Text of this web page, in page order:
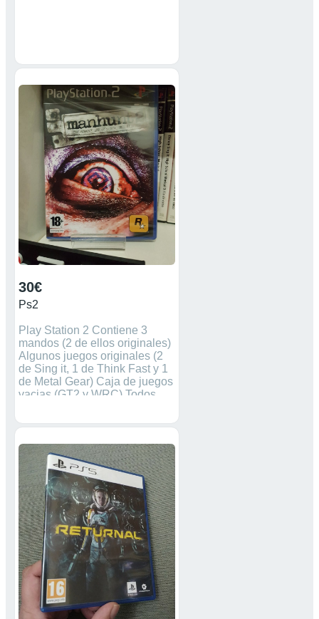
30€
Ps2
Play Station 2 Contiene 3
mandos (2 de ellos originales)
Algunos juegos originales (2
de Sing it, 1 de Think Fast y 1
de Metal Gear) Caja de juegos
vacias (GT2 y WRC) Todos